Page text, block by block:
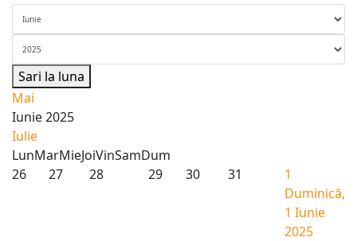
Sari la luna
Mai
Iunie 2025
Iulie
LunMarMieJoiVinSamDum
26
27 28 29 30 31
1
Duminică,
1 Iunie
2025